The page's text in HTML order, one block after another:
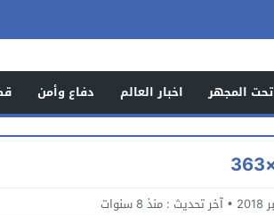
تحت المجهر اخبار العالم دفاع وأمن
آخر تحديث : منذ 8 سنوات